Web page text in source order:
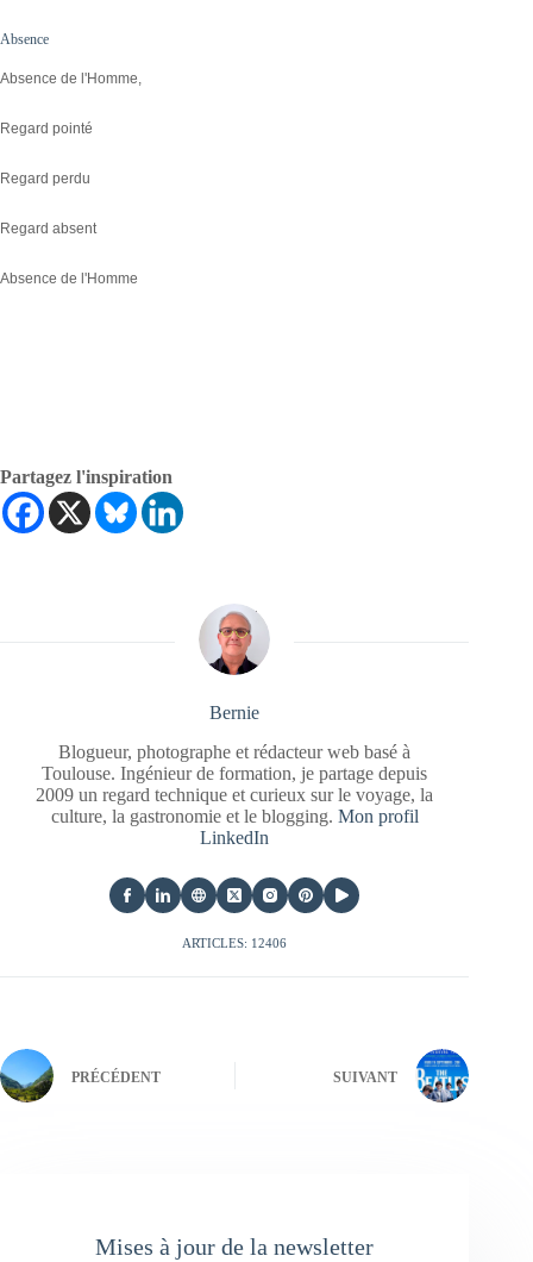
Absence
Absence de l'Homme,
Regard pointé
Regard perdu
Regard absent
Absence de l'Homme
Partagez l'inspiration
Bernie
Blogueur, photographe et rédacteur web basé à
Toulouse. Ingénieur de formation, je partage depuis
2009 un regard technique et curieux sur le voyage, la
culture, la gastronomie et le blogging. Mon profil
LinkedIn
ARTICLES: 12406
PRÉCÉDENT SUIVANT
Mises à jour de la newsletter